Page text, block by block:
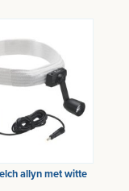
allyn met witte